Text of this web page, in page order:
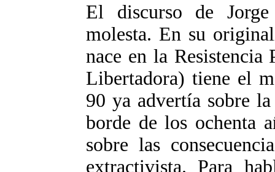
El discurso de
molesta. En su
nace en la
Libertadora) tiene el
90 ya advertía sobre
borde de los ochenta
sobre las
extractivista. Para